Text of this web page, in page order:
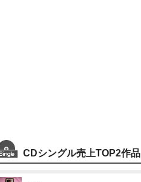
CDシングル売上TOP2作品